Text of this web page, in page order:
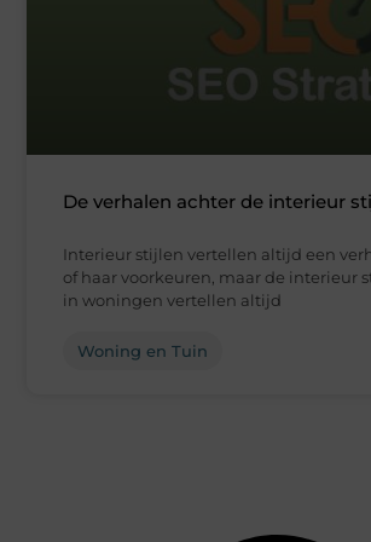
De verhalen achter de interieur
Interieur stijlen vertellen altijd een
of haar voorkeuren, maar de interieur
in woningen vertellen altijd
Woning en Tuin